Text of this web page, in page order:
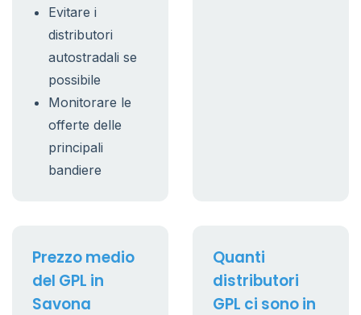
Evitare i
distributori
autostradali se
possibile
Monitorare le
offerte delle
principali
bandiere
Prezzo medio
del GPL in
Savona
Quanti
distributori
GPL ci sono in